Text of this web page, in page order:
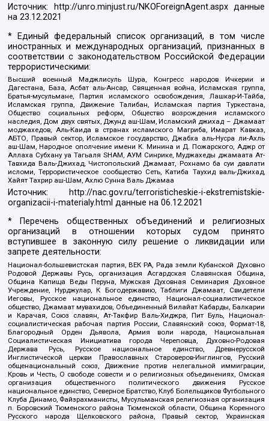
Источник: http://unro.minjust.ru/NKOForeignAgent.aspxданные
на23.12.2021
* Единый федеральный список организаций, в том числе
иностранных и международных организаций, признанных в
соответствии с законодательством Российской Федерации
террористическими:
Высший военный Маджлисуль Шура, Конгресс народов Ичкерии и
Дагестана, База, Асбат аль-Ансар, Священная война, Исламская группа,
Братья-мусульмане, Партия исламского освобождения, Лашкар-И-Тайба,
Исламская группа, Движение Талибан, Исламская партия Туркестана,
Общество социальных реформ, Общество возрождения исламского
наследия, Дом двух святых, Джунд аш-Шам, Исламский джихад – Джамаат
моджахедов, Аль-Каида в странах исламского Магриба, Имарат Кавказ,
АБТО, Правый сектор, Исламское государство, Джабха аль-Нусра ли-Ахль
аш-Шам, Народное ополчение имени К. Минина и Д. Пожарского, Аджр от
Аллаха Субхану уа Тагьаля SHAM, АУМ Синрике, Муджахеды джамаата Ат-
Тавхида Валь-Джихад, Чистопольский Джамаат, Рохнамо ба суи давлати
исломи, Террористическое сообщество Сеть, Катиба Таухид валь-Джихад,
Хайят Тахрир аш-Шам, Ахлю Сунна Валь Джамаа
Источник:
http://nac.gov.ru/terroristicheskie-i-ekstremistskie-
organizacii-i-materialy.html данные на06.12.2021
* Перечень общественных объединений и религиозных
организаций в отношении которых судом принято
вступившее в законную силу решение о ликвидации или
запрете деятельности:
Национал-большевистская партия, ВЕК РА, Рада земли Кубанской Духовно
Родовой Державы Русь, организация Асгардская Славянская Община,
Община Капища Веды Перуна, Мужская Духовная Семинария Духовное
Учреждение, Нурджулар, К Богодержавию, Таблиги Джамаат, Свидетели
Иеговы, Русское национальное единство, Национал-социалистическое
общество, Джамаат мувахидов, Объединенный Вилайат Кабарды, Балкарии
и Карачая, Союз славян, Ат-Такфир Валь-Хиджра, Пит Буль, Национал-
социалистическая рабочая партия России, Славянский союз, Формат-18,
Благородный Орден Дьявола, Армия воли народа, Национальная
Социалистическая Инициатива города Череповца, Духовно-Родовая
Держава Русь, Русское национальное единство, Древнерусской
Инглистической церкви Православных Староверов-Инглингов, Русский
общенациональный союз, Движение против нелегальной иммиграции,
Кровь и Честь, О свободе совести и о религиозных объединениях, Омская
организация общественного политического движения Русское
национальное единство, Северное Братство, Клуб Болельщиков Футбольного
Клуба Динамо, Файзрахманисты, Мусульманская религиозная организация
п. Боровский Тюменского района Тюменской области, Община Коренного
Русского народа Щелковского района, Правый сектор, Украинская